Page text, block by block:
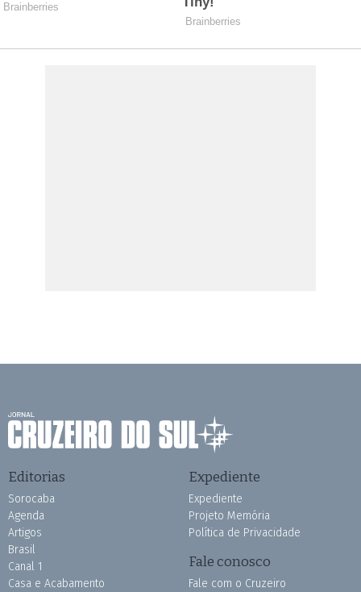
Editorias
Sorocaba
Agenda
Artigos
Brasil
Canal 1
Casa e Acabamento
Expediente
Expediente
Projeto Memória
Política de Privacidade
Fale conosco
Fale com o Cruzeiro